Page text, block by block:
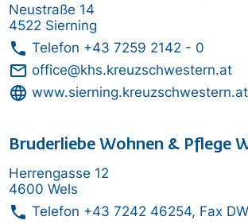
Neustraße 14
4522 Sierning
phone Telefon +43 7259 2142 - 0
mail_outline office@khs.kreuzschwestern.at
language www.sierning.kreuzschwestern.at
Bruderliebe Wohnen & Pflege
Herrengasse 12
4600 Wels
phone Telefon +43 7242 46254, Fax